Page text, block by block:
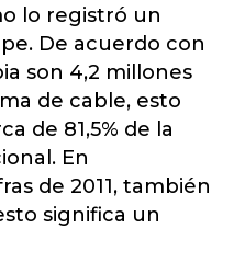
lo registró un
De acuerdo con
son 4,2 millones
de cable, esto
de 81,5% de la
En
de 2011, también
significa un